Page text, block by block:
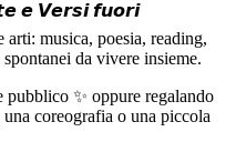
𝙚 𝙑𝙚𝙧𝙨𝙞 𝙛𝙪𝙤𝙧𝙞
musica, poesia, reading,
da vivere insieme.
pubblico ✨ oppure regalando
coreografia o una piccola